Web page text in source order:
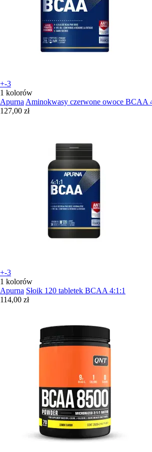
+-3
1 kolorów
Apurna Aminokwasy czerwone owoce BCAA
127,00 zł
+-3
1 kolorów
Apurna Słoik 120 tabletek BCAA 4:1:1
114,00 zł